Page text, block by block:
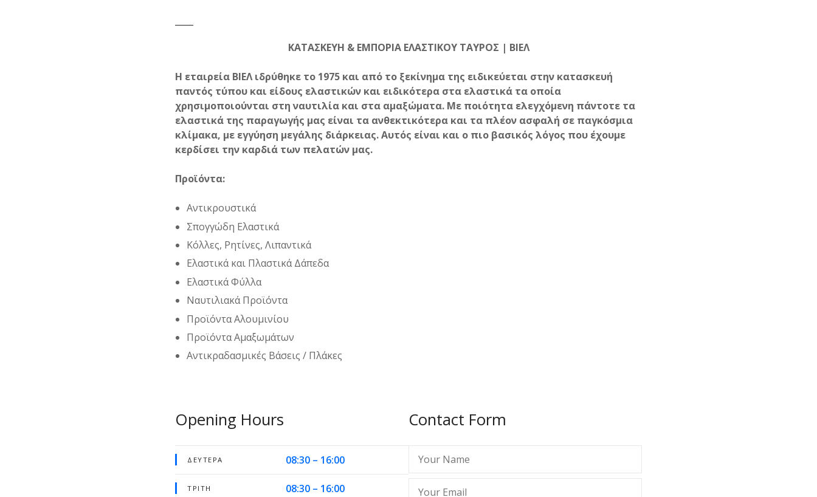
ΚΑΤΑΣΚΕΥΗ & ΕΜΠΟΡΙΑ ΕΛΑΣΤΙΚΟΥ ΤΑΥΡΟΣ | ΒΙΕΛ
Η εταιρεία ΒΙΕΛ ιδρύθηκε το 1975 και από το ξεκίνημα της ειδικεύεται στην κατασκευή
παντός τύπου και είδους ελαστικών και ειδικότερα στα ελαστικά τα οποία
χρησιμοποιούνται στη ναυτιλία και στα αμαξώματα. Με ποιότητα ελεγχόμενη πάντοτε τα
ελαστικά της παραγωγής μας είναι τα ανθεκτικότερα και τα πλέον ασφαλή σε παγκόσμια
κλίμακα, με εγγύηση μεγάλης διάρκειας. Αυτός είναι και ο πιο βασικός λόγος που έχουμε
κερδίσει την καρδιά των πελατών μας.
Προϊόντα:
Αντικρουστικά
Σπογγώδη Ελαστικά
Κόλλες, Ρητίνες, Λιπαντικά
Ελαστικά και Πλαστικά Δάπεδα
Ελαστικά Φύλλα
Ναυτιλιακά Προϊόντα
Προϊόντα Αλουμινίου
Προϊόντα Αμαξωμάτων
Αντικραδασμικές Βάσεις / Πλάκες
Opening Hours
ΔΕΥΤΈΡΑ 08:30 – 16:00
ΤΡΊΤΗ 08:30 – 16:00
Contact Form